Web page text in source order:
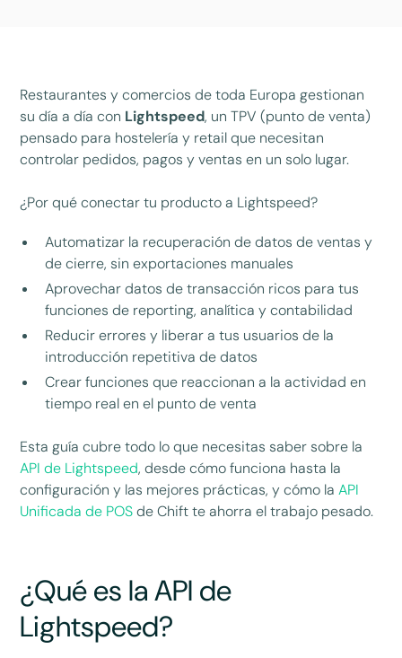
Restaurantes y comercios de toda Europa gestionan
su día a día con Lightspeed, un TPV (punto de venta)
pensado para hostelería y retail que necesitan
controlar pedidos, pagos y ventas en un solo lugar.
¿Por qué conectar tu producto a Lightspeed?
Automatizar la recuperación de datos de ventas y
de cierre, sin exportaciones manuales
Aprovechar datos de transacción ricos para tus
funciones de reporting, analítica y contabilidad
Reducir errores y liberar a tus usuarios de la
introducción repetitiva de datos
Crear funciones que reaccionan a la actividad en
tiempo real en el punto de venta
Esta guía cubre todo lo que necesitas saber sobre la
API de Lightspeed, desde cómo funciona hasta la
configuración y las mejores prácticas, y cómo laAPI
Unificada de POSde Chift te ahorra el trabajo pesado.
¿Qué es la API de
Lightspeed?